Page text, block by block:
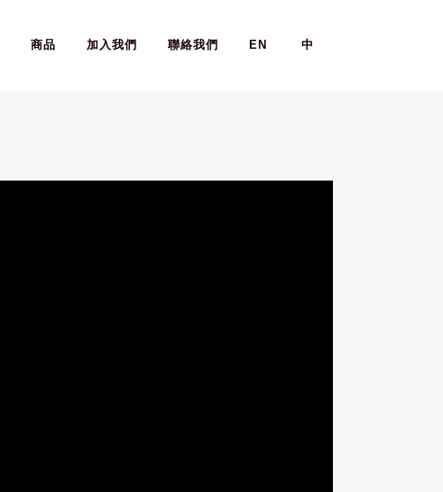
商品 加入我們 聯絡我們 EN 中